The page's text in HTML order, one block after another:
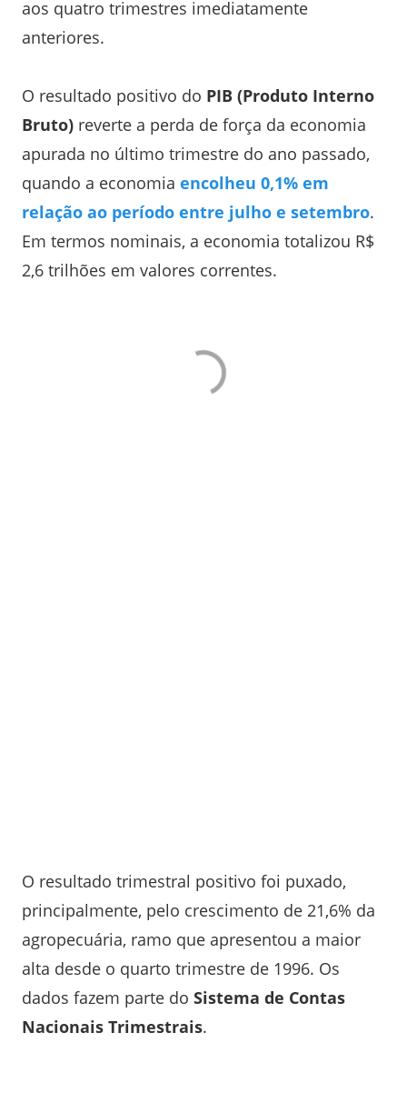
aos quatro trimestres imediatamente
anteriores.
O resultado positivo do PIB (Produto Interno
Bruto) reverte a perda de força da economia
apurada no último trimestre do ano passado,
quando a economia encolheu 0,1% em
relação ao período entre julho e setembro.
Em termos nominais, a economia totalizou R$
2,6 trilhões em valores correntes.
O resultado trimestral positivo foi puxado,
principalmente, pelo crescimento de 21,6% da
agropecuária, ramo que apresentou a maior
alta desde o quarto trimestre de 1996. Os
dados fazem parte do Sistema de Contas
Nacionais Trimestrais.